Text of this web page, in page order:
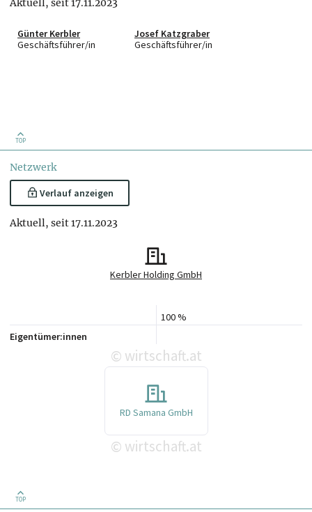
Aktuell, seit 17.11.2023
Günter Kerbler
Geschäftsführer/in
Josef Katzgraber
Geschäftsführer/in
TOP
Netzwerk
Verlauf anzeigen
Aktuell, seit 17.11.2023
Kerbler Holding GmbH
100 %
Eigentümer:innen
© wirtschaft.at
RD Samana GmbH
© wirtschaft.at
TOP